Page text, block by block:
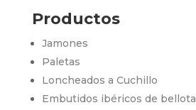
Productos
Jamones
Paletas
Loncheados a Cuchillo
Embutidos ibéricos de bellota